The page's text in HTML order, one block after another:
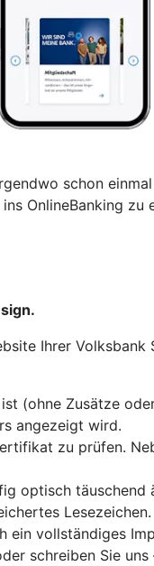
schon
OnlineBanking zu
Ihrer
(ohne Zusätze
angezeigt wird.
zu prüfen.
optisch
Lesezeichen.
vollständiges
schreiben Sie